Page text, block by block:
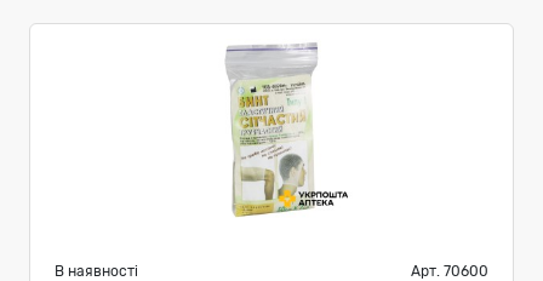
В наявності Арт. 70600